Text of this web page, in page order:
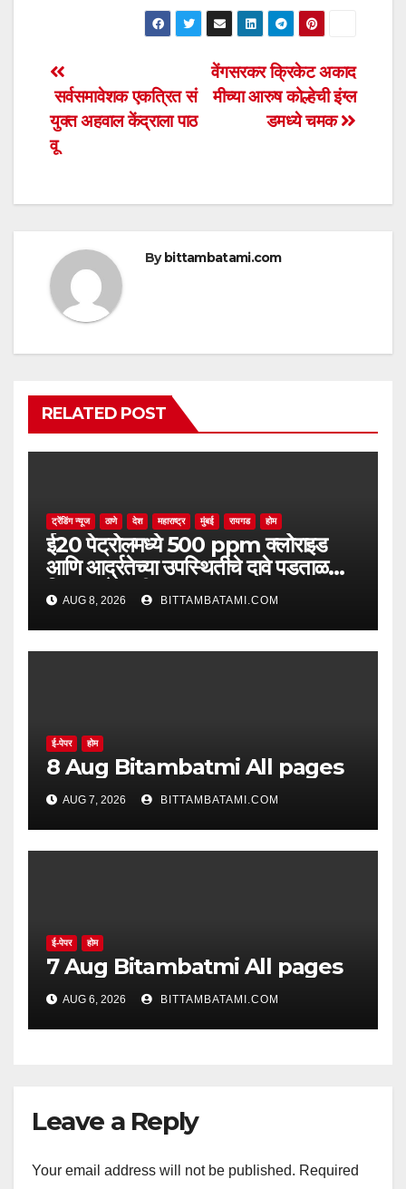
A
p
b
o
tt
ail ar
e
Post
navigation
वेंगसरकर क्रिकेट अकाद
मीच्या आरुष कोल्हेची इंग्ल
डमध्ये चमक
सर्वसमावेशक एकत्रित सं
युक्त अहवाल केंद्राला पाठ
वू
Bybittambatami.com
RELATED POST
ट्रेंडिंग न्यूज ठाणे देश महाराष्ट्र मुंबई रायगड होम
ई20 पेट्रोलमध्ये 500 ppm क्लोराइड
आणि आर्द्रतेच्या उपस्थितीचे दावे पडताळणीत
सिद्ध झाले नाहीत
AUG 8, 2026 BITTAMBATAMI.COM
ई-पेपर होम
8 Aug Bitambatmi All pages
AUG 7, 2026 BITTAMBATAMI.COM
ई-पेपर होम
7 Aug Bitambatmi All pages
AUG 6, 2026 BITTAMBATAMI.COM
Leave a Reply
Your email address will not be published. Required